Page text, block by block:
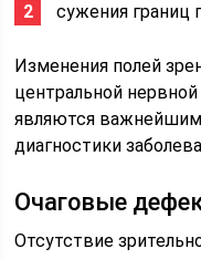
сужения границ
Изменения полей
центральной
являются
диагностики
Очаговые
Отсутствие